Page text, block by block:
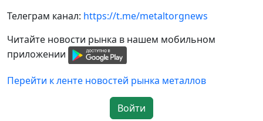
Телеграм канал: https://t.me/metaltorgnews
Читайте новости рынка в нашем мобильном
приложении
Перейти к ленте новостей рынка металлов
Войти